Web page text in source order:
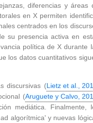
diferencias y áreas
en X permiten
centrados en los
su presencia activa en
política de X durante
los datos cuantitativos
discursivas (Lietz et al.,
(Aruguete y Calvo,
mediática. Finalmente,
algorítmica' y nuevas